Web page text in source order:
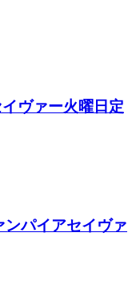
ヴァー火曜日定
パイアセイヴァ